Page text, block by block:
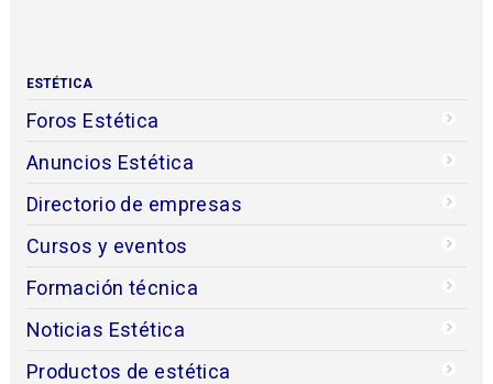
ESTÉTICA
Foros Estética
Anuncios Estética
Directorio de empresas
Cursos y eventos
Formación técnica
Noticias Estética
Productos de estética